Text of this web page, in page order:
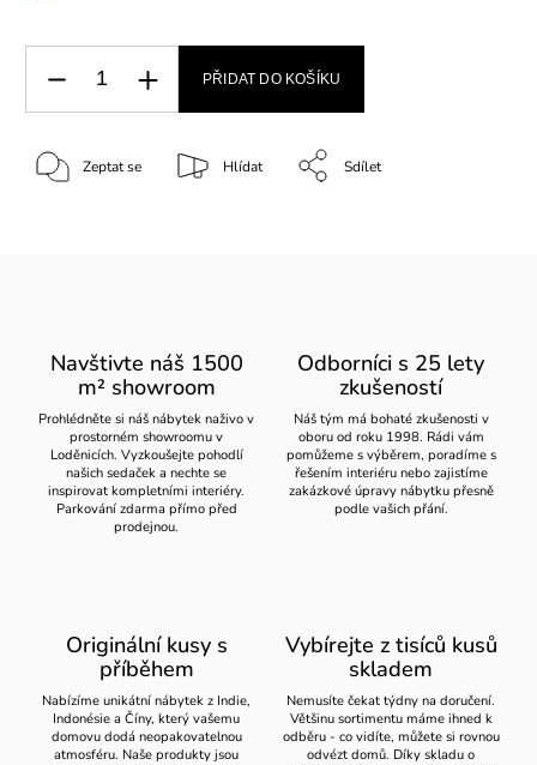
PŘIDAT DO KOŠÍKU
Zeptat se Hlídat Sdílet
Navštivte náš 1500
m² showroom
Prohlédněte si náš nábytek naživo v
prostorném showroomu v
Loděnicích. Vyzkoušejte pohodlí
našich sedaček a nechte se
inspirovat kompletními interiéry.
Parkování zdarma přímo před
prodejnou.
Odborníci s 25 lety
zkušeností
Náš tým má bohaté zkušenosti v
oboru od roku 1998. Rádi vám
pomůžeme s výběrem, poradíme s
řešením interiéru nebo zajistíme
zakázkové úpravy nábytku přesně
podle vašich přání.
Originální kusy s
příběhem
Nabízíme unikátní nábytek z Indie,
Indonésie a Číny, který vašemu
domovu dodá neopakovatelnou
atmosféru. Naše produkty jsou
Vybírejte z tisíců kusů
skladem
Nemusíte čekat týdny na doručení.
Většinu sortimentu máme ihned k
odběru - co vidíte, můžete si rovnou
odvézt domů. Díky skladu o